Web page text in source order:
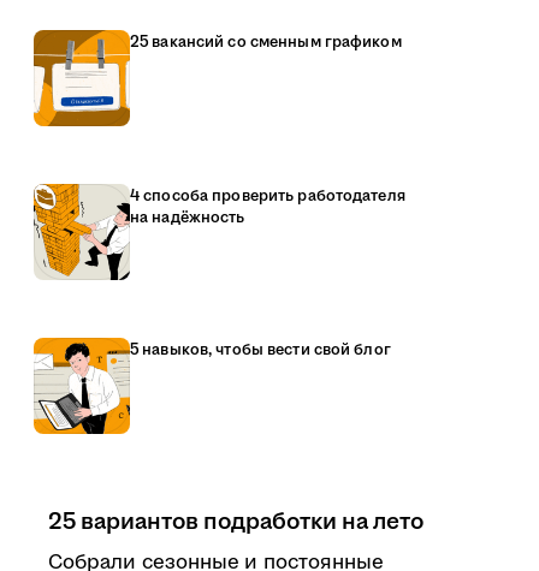
25 вакансий со сменным графиком
4 способа проверить работодателя
на надёжность
5 навыков, чтобы вести свой блог
25 вариантов подработки на лето
Собрали сезонные и постоянные